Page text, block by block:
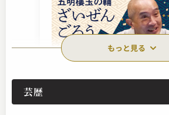
ざいぜんごろう
もっと見る
芸歴